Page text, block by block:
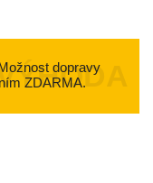
Možnost dopravy
ZDARMA.